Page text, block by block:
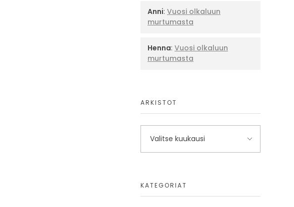
Anni: Vuosi olkaluun
murtumasta
Henna: Vuosi olkaluun
murtumasta
ARKISTOT
KATEGORIAT